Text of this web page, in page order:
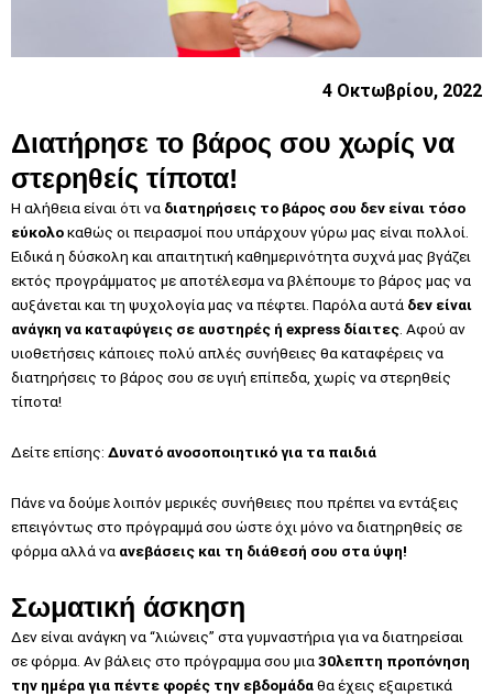
4 Οκτωβρίου, 2022
Διατήρησε το βάρος σου χωρίς να
στερηθείς τίποτα!
Η αλήθεια είναι ότι να διατηρήσεις το βάρος σου δεν είναι τόσο
εύκολοκαθώς οι πειρασμοί που υπάρχουν γύρω μας είναι πολλοί.
Ειδικά η δύσκολη και απαιτητική καθημερινότητα συχνά μας βγάζει
εκτός προγράμματος με αποτέλεσμα να βλέπουμε το βάρος μας να
αυξάνεται και τη ψυχολογία μας να πέφτει. Παρόλα αυτά δεν είναι
ανάγκη να καταφύγεις σε αυστηρές ή express δίαιτες. Aφού αν
υιοθετήσεις κάποιες πολύ απλές συνήθειες θα καταφέρεις να
διατηρήσεις το βάρος σου σε υγιή επίπεδα, χωρίς να στερηθείς
τίποτα!
Δείτε επίσης: Δυνατό ανοσοποιητικό για τα παιδιά
Πάνε να δούμε λοιπόν μερικές συνήθειες που πρέπει να εντάξεις
επειγόντως στο πρόγραμμά σου ώστε όχι μόνο να διατηρηθείς σε
φόρμα αλλά να ανεβάσεις και τη διάθεσή σου στα ύψη!
Σωματική άσκηση
Δεν είναι ανάγκη να “λιώνεις” στα γυμναστήρια για να διατηρείσαι
σε φόρμα. Aν βάλεις στο πρόγραμμα σου μια30λεπτη προπόνηση
την ημέρα για πέντε φορές την εβδομάδαθα έχεις εξαιρετικά